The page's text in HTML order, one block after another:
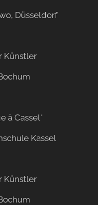
Düsseldorf
Künstler
à Cassel"
Kassel
Künstler